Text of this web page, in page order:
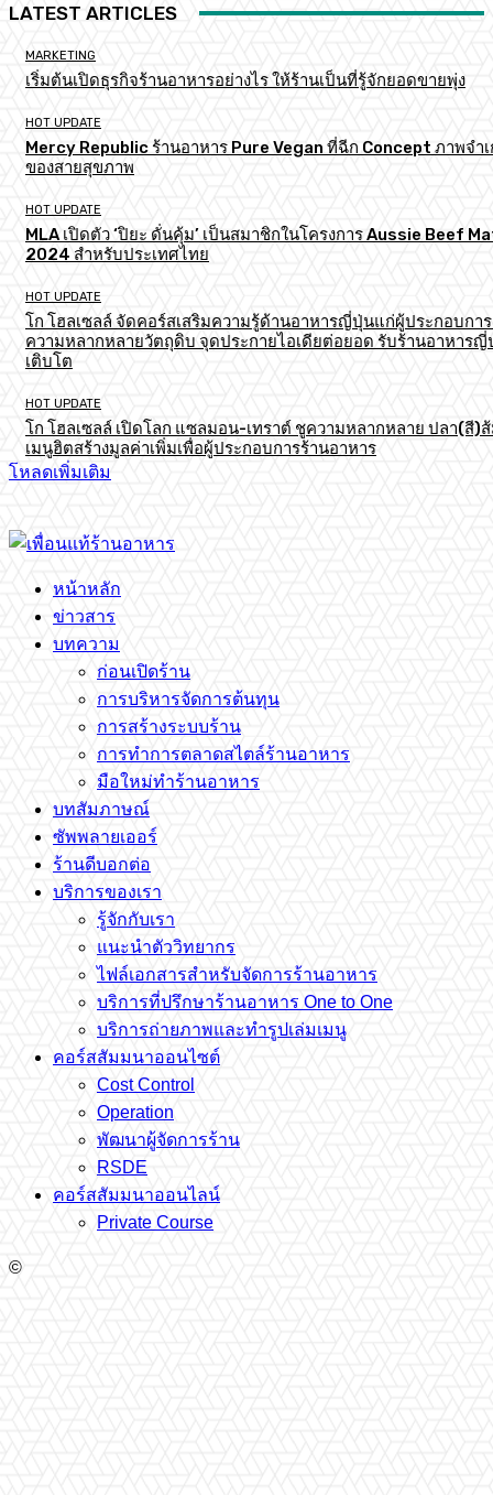
LATEST ARTICLES
MARKETING
เริ่มต้นเปิดธุรกิจร้านอาหารอย่างไร ให้ร้านเป็นที่รู้จักยอดขายพุ่ง
HOT UPDATE
Mercy Republic ร้านอาหาร Pure Vegan ที่ฉีก Concept ภาพจำเ
ของสายสุขภาพ
HOT UPDATE
MLA เปิดตัว ‘ปิยะ ดั่นคุ้ม’ เป็นสมาชิกในโครงการ Aussie Beef
2024 สำหรับประเทศไทย
HOT UPDATE
โก โฮลเซลล์ จัดคอร์สเสริมความรู้ด้านอาหารญี่ปุ่นแก่ผู้ประกอบกา
ความหลากหลายวัตถุดิบ จุดประกายไอเดียต่อยอด รับร้านอาหาร
เติบโต
HOT UPDATE
โก โฮลเซลล์ เปิดโลก แซลมอน-เทราต์ ชูความหลากหลาย ปลา(สี)
เมนูฮิตสร้างมูลค่าเพิ่มเพื่อผู้ประกอบการร้านอาหาร
โหลดเพิ่มเติม
หน้าหลัก
ข่าวสาร
บทความ
ก่อนเปิดร้าน
การบริหารจัดการต้นทุน
การสร้างระบบร้าน
การทำการตลาดสไตล์ร้านอาหาร
มือใหม่ทำร้านอาหาร
บทสัมภาษณ์
ซัพพลายเออร์
ร้านดีบอกต่อ
บริการของเรา
รู้จักกับเรา
แนะนำตัววิทยากร
ไฟล์เอกสารสำหรับจัดการร้านอาหาร
บริการที่ปรึกษาร้านอาหาร One to One
บริการถ่ายภาพและทำรูปเล่มเมนู
คอร์สสัมมนาออนไซต์
Cost Control
Operation
พัฒนาผู้จัดการร้าน
RSDE
คอร์สสัมมนาออนไลน์
Private Course
©